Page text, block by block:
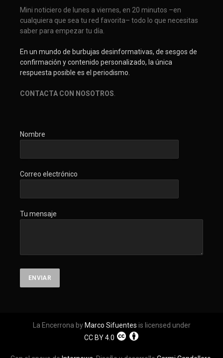
Mini noticiero de lunes a viernes, en 20 minutos –en
cualquiera que sea tu red favorita– todo lo que necesitas
saber para empezar tu día.
En un mundo de burbujas desinformativas, de sesgos de
confirmación y contenido personalizado, la única
respuesta posible es el periodismo.
CONTACTA CON NOSOTROS
Nombre
Correo electrónico
Tu mensaje
La Encerrona by Marco Sifuentes is licensed under
CC BY 4.0